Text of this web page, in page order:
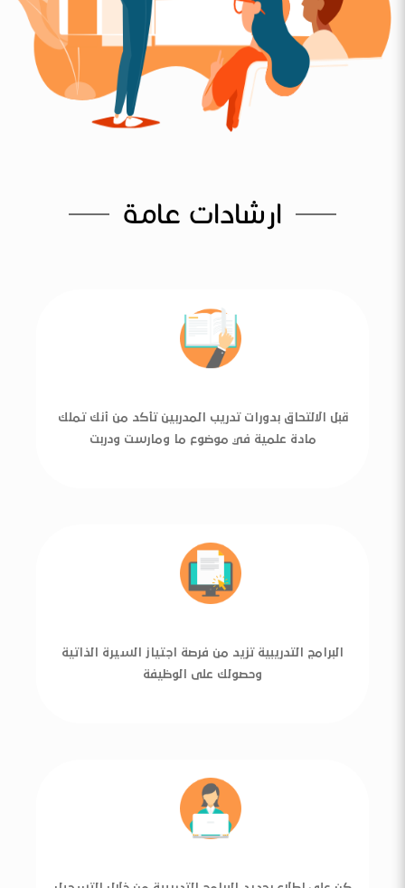
ارشادات عامة
قبل الالتحاق بدورات تدريب المدربين تأكد من أنك تملك
مادة علمية في موضوع ما ومارست ودربت
البرامج التدريبية تزيد من فرصة اجتياز السيرة الذاتية
وحصولك على الوظيفة